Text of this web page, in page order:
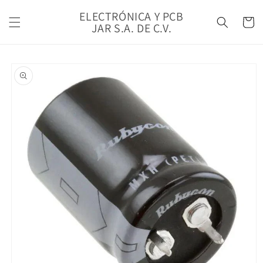
al contenido
ELECTRÓNICA Y PCB
JAR S.A. DE C.V. Carrito
a la
información
del producto